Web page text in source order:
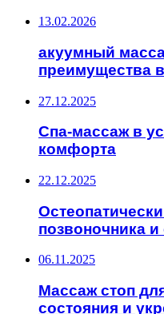
13.02.2026
акуумный
преимущества
27.12.2025
Спа-массаж в
комфорта
22.12.2025
позвоночника и
06.11.2025
Массаж стоп
состояния и